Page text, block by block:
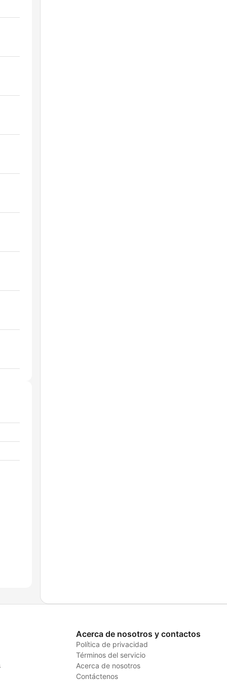
Acerca de nosotros y contactos
Política de privacidad
Términos del servicio
Acerca de nosotros
Contáctenos